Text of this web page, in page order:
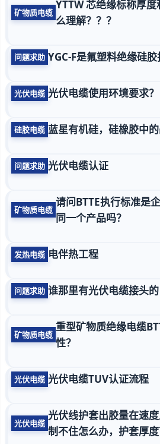
矿物质电缆
YTTW 芯绝缘标称厚
么理解？？？
问题求助 YGC-F是氟塑料绝缘硅胶
光伏电缆 光伏电缆使用环境要求？
硅胶电缆 蓝星有机硅，硅橡胶中
问题求助 光伏电缆认证
矿物质电缆
请问BTTE执行标准是
同一个产品吗？
发热电缆 电伴热工程
问题求助 谁那里有光伏电缆接头
矿物质电缆
重型矿物质绝缘电缆
性？
光伏电缆 光伏电缆TUV认证流程
光伏电缆
光伏线护套出胶量在速
制不住怎么办，护套厚